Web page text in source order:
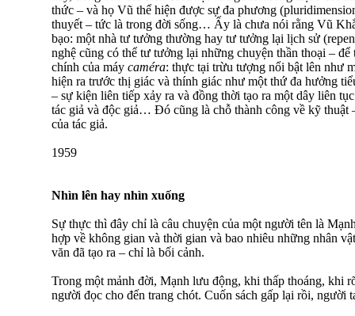
thức – và họ Vũ thể hiện được sự đa phương
thuyết – tức là trong đời sống… Ấy là chưa nói rằng Vũ
bạo: một nhà tư tưởng thường hay tư tưởng lại lịch sử
nghệ cũng có thể tư tưởng lại những chuyện thần thoại –
chính của máy caméra: thực tại trừu tượng nổi bật lên như
hiện ra trước thị giác và thính giác như một thứ đa hưởng
– sự kiện liên tiếp xảy ra và đồng thời tạo ra một dây liên
tác giả và độc giả… Đó cũng là chỗ thành công về kỹ thuật
của tác giả.
1959
Nhìn lên hay nhìn xuống
Sự thực thì đây chỉ là câu chuyện của một người tên là
hợp về không gian và thời gian và bao nhiêu những nhân
văn đã tạo ra – chỉ là bối cảnh.
Trong một mảnh đời, Mạnh lưu động, khi thấp thoáng, khi
người đọc cho đến trang chót. Cuốn sách gấp lại rồi, người